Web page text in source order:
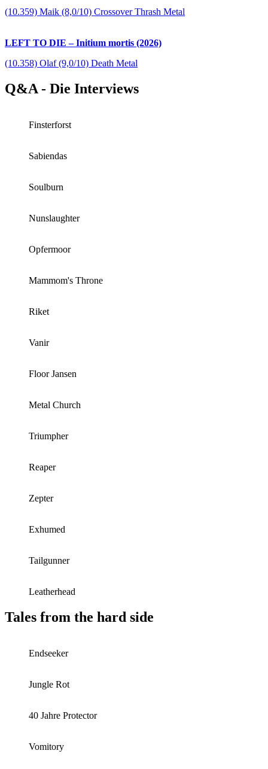
(10.359) Maik (8,0/10) Crossover Thrash Metal
LEFT TO DIE – Initium mortis (2026)
(10.358) Olaf (9,0/10) Death Metal
Q&A - Die Interviews
Finsterforst
Sabiendas
Soulburn
Nunslaughter
Opfermoor
Mammom's Throne
Riket
Vanir
Floor Jansen
Metal Church
Triumpher
Reaper
Zepter
Exhumed
Tailgunner
Leatherhead
Tales from the hard side
Endseeker
Jungle Rot
40 Jahre Protector
Vomitory